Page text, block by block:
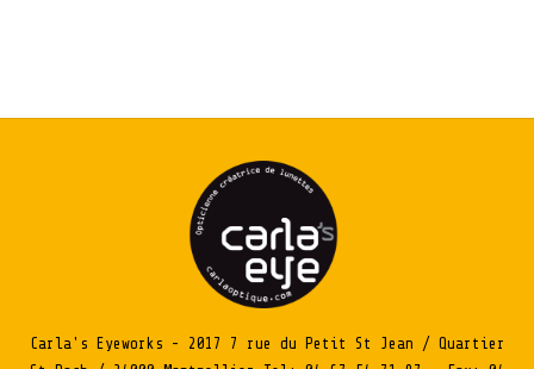
Carla's Eyeworks - 2017 7 rue du Petit St Jean / Quartier